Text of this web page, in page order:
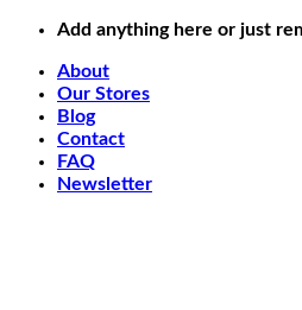
dung
Add anything here or just
About
Our Stores
Blog
Contact
FAQ
Newsletter